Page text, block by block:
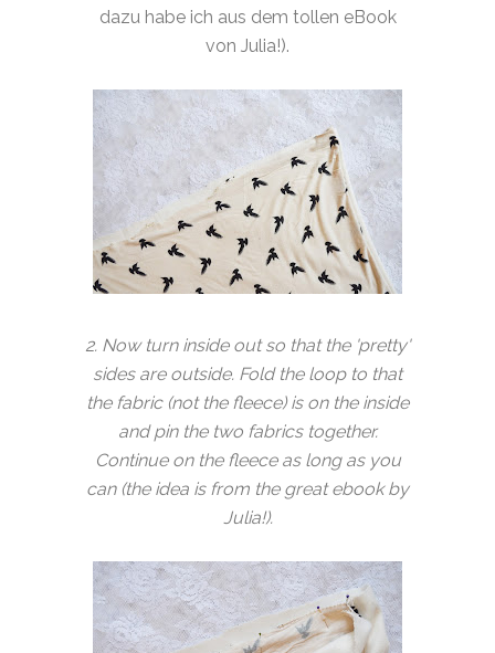
dazu habe ich aus dem tollen eBook
von Julia!).
2. Now turn inside out so that the 'pretty'
sides are outside. Fold the loop to that
the fabric (not the fleece) is on the inside
and pin the two fabrics together.
Continue on the fleece as long as you
can (the idea is from the great ebook by
Julia!).